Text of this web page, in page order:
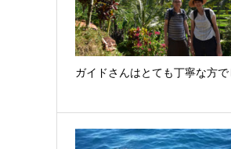
ガイドさんはとても丁寧な方で